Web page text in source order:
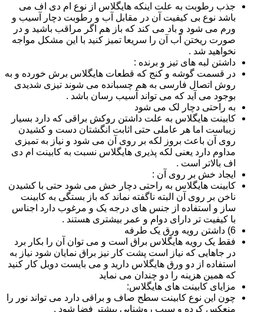
جذب رطوبت به علت اینکه هایگلاس از نوع ام دی اف می
باشد نوع بی کیفیت آن در مقابل آب و رطوبت دچار آسیب و
ورم می شود و باد می کند که باز هم اگر مراقب باشید و در
صورت ریختن آب آن را سریعا تمیز کنید با این مشکل مواجه
نخواهید شد .
داشتن لبه های تیز و برنده :
در قسمت گوشه و کنج که قطعات هایگلاس برش خورده و به
روش اتصال فارسی به هم چسبانده می شوند تیزی شدیدی
بوجود می آید که می تواند آسیب رسان باشد .
به راحتی دچار لک می شود
کابینت هایگلاس به علت داشتن روکش براقی که دارد بسیار
زیباست اما هر عاملی حتی اثابت انگشتان دست و کشیدن
روی آن باعث بروز لکه بر روی آن می شود و نیاز به تمیزی
مداوم دارد یعنی لکه پذیری هایگلاس نسبت به کابینت ام دی
اف بالاتر است .
ایجاد خش بر روی آن :
کابینت هایگلاس به راحتی دچار خش می شود حتی با کشیدن
ناخن بر روی آن البته ناگفته نماند که باز بستگی به کابینت
ساز و استفاده از جنس های درجه یک و مرغوب دارد اجناس
با کیفیت تر دارای دوام و عمر بیشتری هستند .
6) داشتن رویه ورق یک طرفه
فقط یک رویه هایگلاس براق است و می توان آن را بکار برد
در جاهایی که نیاز است پشت کار نیز براق نمایان شود نیاز به
استفاده از دو ورق هایگلاس دارید و می بایست دوبل کار کنید
که همین هزینه را دو چندان می نماید
مزایای کابینت های هایگلاس:
چون این نوع کابینت سطح صاف و براقی دارد می تواند نور را
منعکس کرده و سبب روشنایی بیشتر فضا شود .